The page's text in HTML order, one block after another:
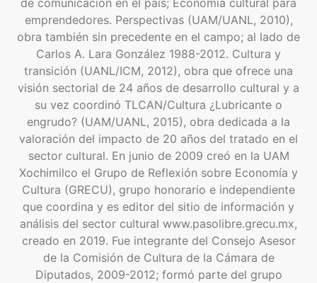
de comunicación en el país; Economía cultural para
emprendedores. Perspectivas (UAM/UANL, 2010),
obra también sin precedente en el campo; al lado de
Carlos A. Lara González 1988-2012. Cultura y
transición (UANL/ICM, 2012), obra que ofrece una
visión sectorial de 24 años de desarrollo cultural y a
su vez coordinó TLCAN/Cultura ¿Lubricante o
engrudo? (UAM/UANL, 2015), obra dedicada a la
valoración del impacto de 20 años del tratado en el
sector cultural. En junio de 2009 creó en la UAM
Xochimilco el Grupo de Reflexión sobre Economía y
Cultura (GRECU), grupo honorario e independiente
que coordina y es editor del sitio de información y
análisis del sector cultural www.pasolibre.grecu.mx,
creado en 2019. Fue integrante del Consejo Asesor
de la Comisión de Cultura de la Cámara de
Diputados, 2009-2012; formó parte del grupo